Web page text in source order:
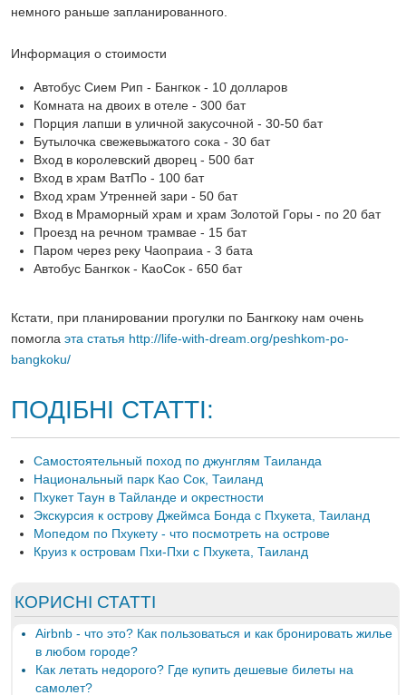
немного раньше запланированного.
Информация о стоимости
Автобус Сием Рип - Бангкок - 10 долларов
Комната на двоих в отеле - 300 бат
Порция лапши в уличной закусочной - 30-50 бат
Бутылочка свежевыжатого сока - 30 бат
Вход в королевский дворец - 500 бат
Вход в храм ВатПо - 100 бат
Вход храм Утренней зари - 50 бат
Вход в Мраморный храм и храм Золотой Горы - по 20 бат
Проезд на речном трамвае - 15 бат
Паром через реку Чаопраиа - 3 бата
Автобус Бангкок - КаоСок - 650 бат
Кстати, при планировании прогулки по Бангкоку нам очень
помогла эта статья http://life-with-dream.org/peshkom-po-
bangkoku/
ПОДІБНІ СТАТТІ:
Самостоятельный поход по джунглям Таиланда
Национальный парк Као Сок, Таиланд
Пхукет Таун в Тайланде и окрестности
Экскурсия к острову Джеймса Бонда с Пхукета, Таиланд
Мопедом по Пхукету - что посмотреть на острове
Круиз к островам Пхи-Пхи с Пхукета, Таиланд
КОРИСНІ СТАТТІ
Airbnb - что это? Как пользоваться и как бронировать жилье
в любом городе?
Как летать недорого? Где купить дешевые билеты на
самолет?